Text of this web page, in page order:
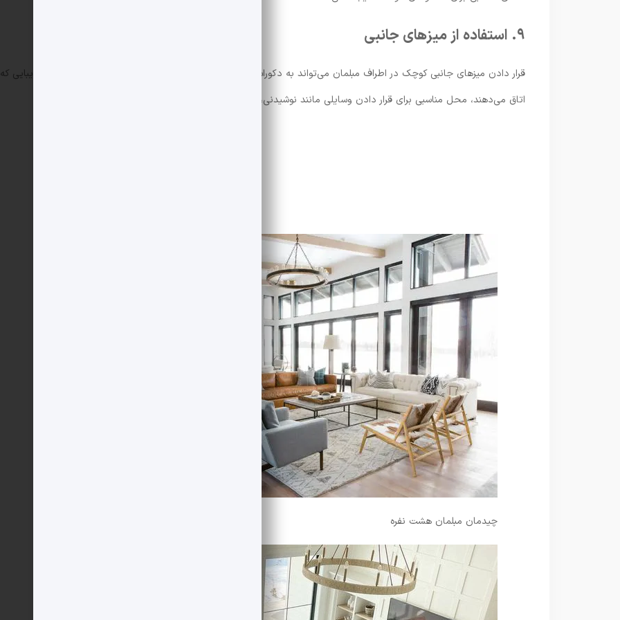
۹. استفاده از میزهای جانبی
قرار دادن میزهای جانبی کوچک در اطراف مبلمان می‌تواند به دکوراسیون نشیمن شما عمق ببخشد. این میزها علاوه بر جلوه زیبایی
اتاق می‌دهند، محل مناسبی برای قرار دادن وسایلی مانند نوشیدنی، کتاب یا دکورهای کوچک هستند.
چیدمان مبلمان هشت نفره